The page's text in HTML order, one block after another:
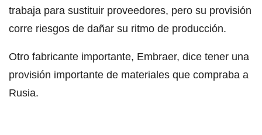
trabaja para sustituir proveedores, pero su provisión
corre riesgos de dañar su ritmo de producción.
Otro fabricante importante, Embraer, dice tener una
provisión importante de materiales que compraba a
Rusia.